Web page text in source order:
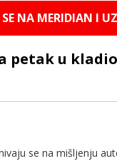
SE NA MERIDIAN I
petak u
se na mišljenju